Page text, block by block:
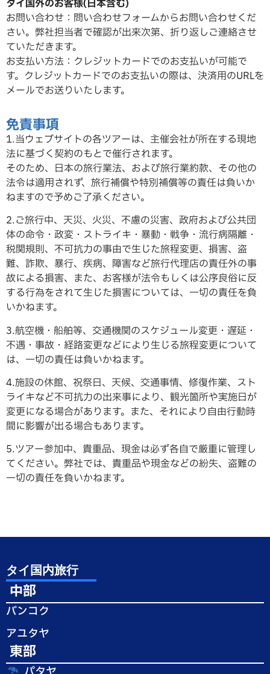
タイ国外のお客様(日本含む)
お問い合わせ：問い合わせフォームからお問い合わせくだ
さい。弊社担当者で確認が出来次第、折り返しご連絡させ
ていただきます。
お支払い方法：クレジットカードでのお支払いが可能で
す。クレジットカードでのお支払いの際は、決済用のURLを
メールでお送りいたします。
免責事項
1.当ウェブサイトの各ツアーは、主催会社が所在する現地
法に基づく契約のもとで催行されます。
そのため、日本の旅行業法、および旅行業約款、その他の
法令は適用されず、旅行補償や特別補償等の責任は負いか
ねますので予めご了承ください。
2.ご旅行中、天災、火災、不慮の災害、政府および公共団
体の命令・政変・ストライキ・暴動・戦争・流行病隔離・
税関規則、不可抗力の事由で生じた旅程変更、損害、盗
難、詐欺、暴行、疾病、障害など旅行代理店の責任外の事
故による損害、また、お客様が法令もしくは公序良俗に反
する行為をされて生じた損害については、一切の責任を負
いかねます。
3.航空機・船舶等、交通機関のスケジュール変更・遅延・
不遇・事故・経路変更などにより生じる旅程変更について
は、一切の責任は負いかねます。
4.施設の休館、祝祭日、天候、交通事情、修復作業、スト
ライキなど不可抗力の出来事により、観光箇所や実施日が
変更になる場合があります。また、それにより自由行動時
間に影響が出る場合もあります。
5.ツアー参加中、貴重品、現金は必ず各自で厳重に管理し
てください。弊社では、貴重品や現金などの紛失、盗難の
一切の責任を負いかねます。
タイ国内旅行
中部
バンコク
アユタヤ
東部